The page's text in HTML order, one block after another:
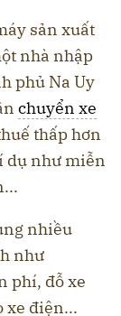
sản xuất
nhà nhập
phủ Na Uy
chuyển xe
thấp hơn
dụ như miễn
nhiều
như
phí, đỗ xe
xe điện...